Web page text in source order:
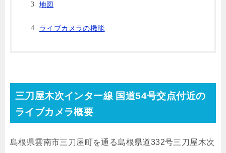
地図
ライブカメラの機能
三刀屋木次インター線 国道54号交点付近の
ライブカメラ概要
島根県雲南市三刀屋町を通る島根県道332号三刀屋木次